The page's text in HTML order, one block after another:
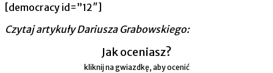
[democracy id=”12″]
Czytaj artykuły Dariusza Grabowskiego:
Jak oceniasz?
kliknij na gwiazdkę, aby ocenić